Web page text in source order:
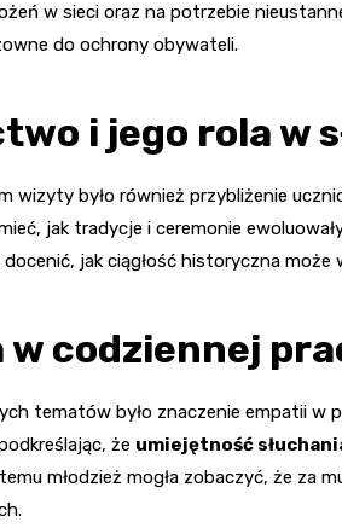
w sieci oraz na potrzebie
do ochrony obywateli.
i jego rola w
wizyty było również przybliżenie
jak tradycje i ceremonie
docenić, jak ciągłość historyczna
w codziennej
tematów było znaczenie empatii w
że umiejętność
młodzież mogła zobaczyć, że za